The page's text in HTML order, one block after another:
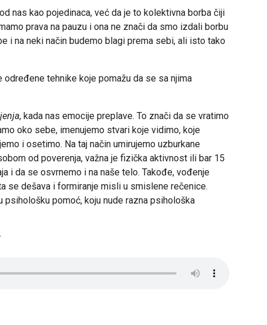
nas kao pojedinaca, već da je to kolektivna borba čiji
prava na pauzu i ona ne znači da smo izdali borbu
i na neki način budemo blagi prema sebi, ali isto tako
tehnike koje pomažu da se sa njima
, kada nas emocije preplave. To znači da se vratimo
oko sebe, imenujemo stvari koje vidimo, koje
i osetimo. Na taj način umirujemo uzburkane
od poverenja, važna je fizička aktivnost ili bar 15
i da se osvrnemo i na naše telo. Takođe, vođenje
se dešava i formiranje misli u smislene rečenice.
pomoć, koju nude razna psihološka